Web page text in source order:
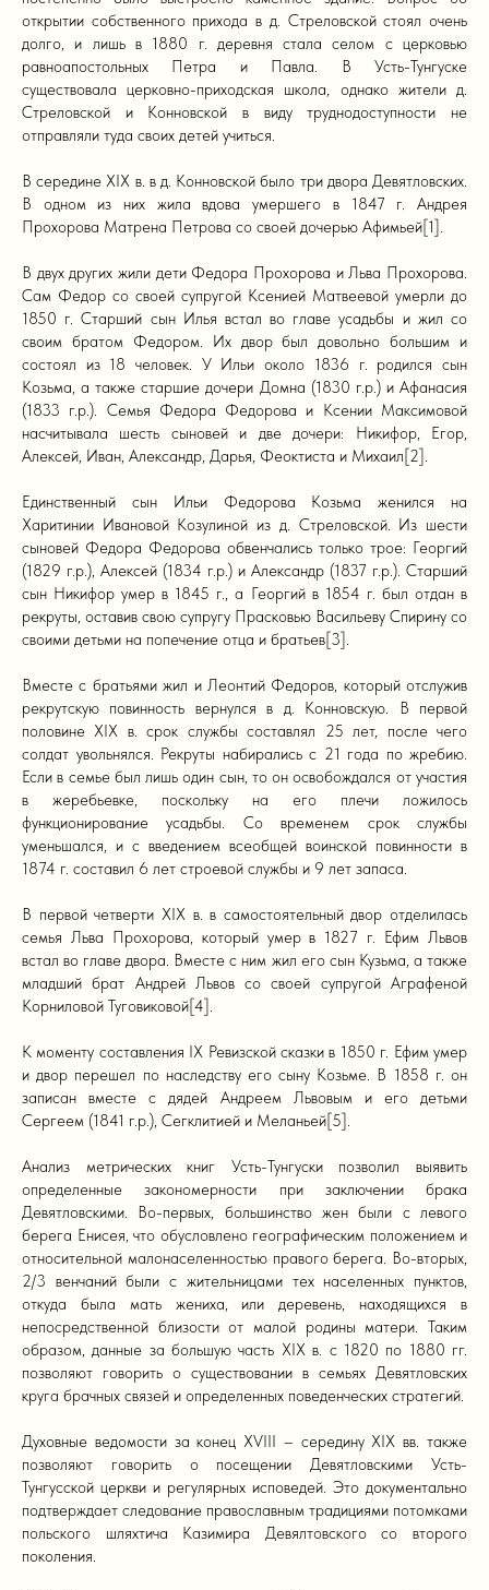
открытии собственного прихода в д. Стреловской стоял очень
долго, и лишь в 1880 г. деревня стала селом с церковью
равноапостольных Петра и Павла. В Усть-Тунгуске
существовала церковно-приходская школа, однако жители д.
Стреловской и Конновской в виду труднодоступности не
отправляли туда своих детей учиться.
В середине XIX в. в д. Конновской было три двора Девятловских.
В одном из них жила вдова умершего в 1847 г. Андрея
Прохорова Матрена Петрова со своей дочерью Афимьей[1].
В двух других жили дети Федора Прохорова и Льва Прохорова.
Сам Федор со своей супругой Ксенией Матвеевой умерли до
1850 г. Старший сын Илья встал во главе усадьбы и жил со
своим братом Федором. Их двор был довольно большим и
состоял из 18 человек. У Ильи около 1836 г. родился сын
Козьма, а также старшие дочери Домна (1830 г.р.) и Афанасия
(1833 г.р.). Семья Федора Федорова и Ксении Максимовой
насчитывала шесть сыновей и две дочери: Никифор, Егор,
Алексей, Иван, Александр, Дарья, Феоктиста и Михаил[2].
Единственный сын Ильи Федорова Козьма женился на
Харитинии Ивановой Козулиной из д. Стреловской. Из шести
сыновей Федора Федорова обвенчались только трое: Георгий
(1829 г.р.), Алексей (1834 г.р.) и Александр (1837 г.р.). Старший
сын Никифор умер в 1845 г., а Георгий в 1854 г. был отдан в
рекруты, оставив свою супругу Прасковью Васильеву Спирину со
своими детьми на попечение отца и братьев[3].
Вместе с братьями жил и Леонтий Федоров, который отслужив
рекрутскую повинность вернулся в д. Конновскую. В первой
половине XIX в. срок службы составлял 25 лет, после чего
солдат увольнялся. Рекруты набирались с 21 года по жребию.
Если в семье был лишь один сын, то он освобождался от участия
в жеребьевке, поскольку на его плечи ложилось
функционирование усадьбы. Со временем срок службы
уменьшался, и с введением всеобщей воинской повинности в
1874 г. составил 6 лет строевой службы и 9 лет запаса.
В первой четверти XIX в. в самостоятельный двор отделилась
семья Льва Прохорова, который умер в 1827 г. Ефим Львов
встал во главе двора. Вместе с ним жил его сын Кузьма, а также
младший брат Андрей Львов со своей супругой Аграфеной
Корниловой Туговиковой[4].
К моменту составления IX Ревизской сказки в 1850 г. Ефим умер
и двор перешел по наследству его сыну Козьме. В 1858 г. он
записан вместе с дядей Андреем Львовым и его детьми
Сергеем (1841 г.р.), Сегклитией и Меланьей[5].
Анализ метрических книг Усть-Тунгуски позволил выявить
определенные закономерности при заключении брака
Девятловскими. Во-первых, большинство жен были с левого
берега Енисея, что обусловлено географическим положением и
относительной малонаселенностью правого берега. Во-вторых,
2/3 венчаний были с жительницами тех населенных пунктов,
откуда была мать жениха, или деревень, находящихся в
непосредственной близости от малой родины матери. Таким
образом, данные за большую часть XIX в. с 1820 по 1880 гг.
позволяют говорить о существовании в семьях Девятловских
круга брачных связей и определенных поведенческих стратегий.
Духовные ведомости за конец XVIII – середину XIX вв. также
позволяют говорить о посещении Девятловскими Усть-
Тунгусской церкви и регулярных исповедей. Это документально
подтверждает следование православным традициями потомками
польского шляхтича Казимира Девялтовского со второго
поколения.